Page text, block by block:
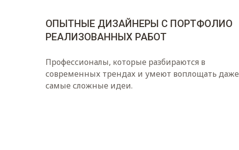
ОПЫТНЫЕ ДИЗАЙНЕРЫ С ПОРТФОЛИО
РЕАЛИЗОВАННЫХ РАБОТ
Профессионалы, которые разбираются в
современных трендах и умеют воплощать даже
самые сложные идеи.